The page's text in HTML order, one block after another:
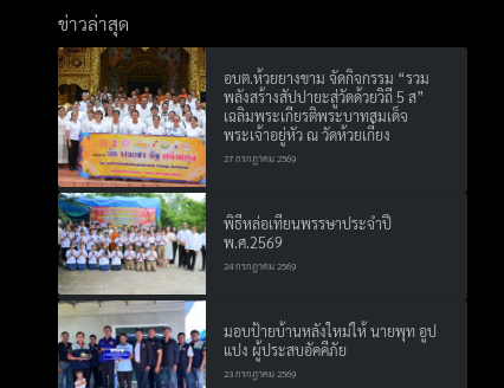
ข่าวล่าสุด
อบต.ห้วยยางขาม จัดกิจกรรม “รวม
พลังสร้างสัปปายะสู่วัดด้วยวิถี 5 ส”
เฉลิมพระเกียรติพระบาทสมเด็จ
พระเจ้าอยู่หัว ณ วัดห้วยเกี๋ยง
27 กรกฎาคม 2569
พิธีหล่อเทียนพรรษาประจำปี
พ.ศ.2569
24 กรกฎาคม 2569
มอบป้ายบ้านหลังใหม่ให้ นายพุท อูป
แปง ผู้ประสบอัคคีภัย
23 กรกฎาคม 2569